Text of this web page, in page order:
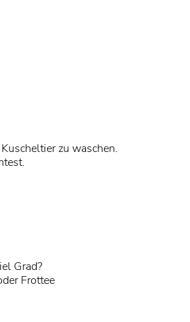
zu waschen.
Grad?
Frottee